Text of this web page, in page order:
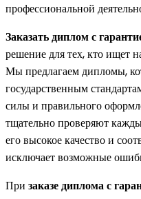
профессиональной
Заказать диплом с
решение для тех, кто ищет
Мы предлагаем дипломы,
государственным
силы и правильного
тщательно проверяют
его высокое качество и
исключает возможные
При заказе диплома с